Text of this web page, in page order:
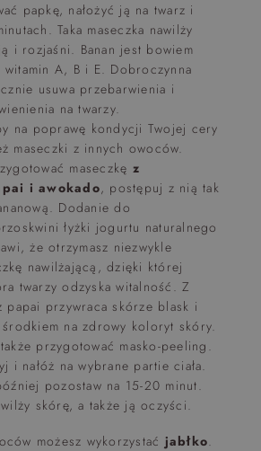
papkę, nałożyć ją na twarz i
Taka maseczka nawilży
i rozjaśni. Banan jest bowiem
witamin A, B i E. Dobroczynna
usuwa przebarwienia i
na twarzy.
na poprawę kondycji Twojej cery
maseczki z innych owoców.
maseczkę z
i awokado, postępuj z nią tak
Dodanie do
łyżki jogurtu naturalnego
że otrzymasz niezwykle
nawilżającą, dzięki której
twarzy odzyska witalność. Z
papai przywraca skórze blask i
środkiem na zdrowy koloryt skóry.
przygotować masko-peeling.
i nałóż na wybrane partie ciała.
pozostaw na 15-20 minut.
skórę, a także ją oczyści.
możesz wykorzystać jabłko.